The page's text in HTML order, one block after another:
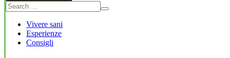
Vivere sani
Esperienze
Consigli